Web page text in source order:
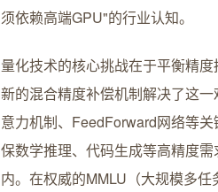
须依赖高端GPU"的行业认知。
量化技术的核心挑战在于平衡精
新的混合精度补偿机制解决了这
意力机制、FeedForward网络等
保数学推理、代码生成等高精度
内。在权威的MMLU（大规模多